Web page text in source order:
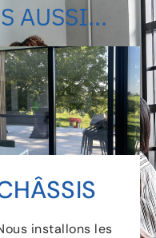
AUSSI...
installons les